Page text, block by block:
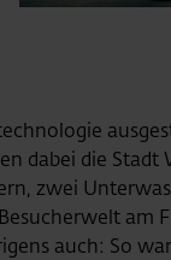
dabei die Stadt
zwei
am
auch: So